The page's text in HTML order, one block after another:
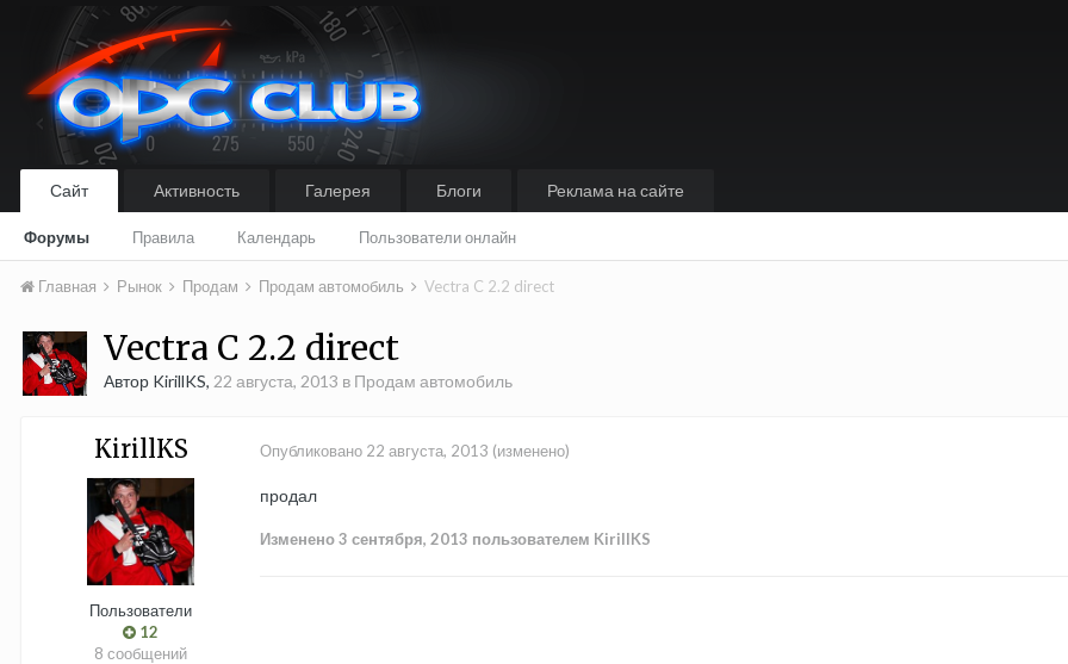
Сайт
Форумы Правила Календарь Пользователи онлайн
Активность Галерея Блоги Реклама на сайте
Главная Рынок Продам Продам автомобиль Vectra C 2.2 direct
Vectra C 2.2 direct
Автор KirillKS, 22 августа, 2013 в Продам автомобиль
KirillKS
Пользователи
12
8 сообщений
Опубликовано 22 августа, 2013 (изменено)
продал
Изменено3 сентября, 2013 пользователем KirillKS